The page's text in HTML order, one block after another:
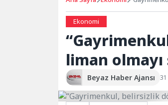
Ekonomi
liman
Beyaz Haber Ajansı